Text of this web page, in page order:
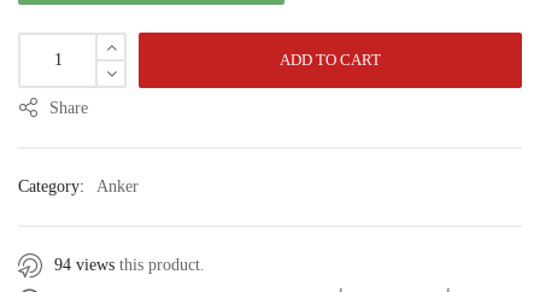
ADD TO CART
Share
Category: Anker
94 views this product.